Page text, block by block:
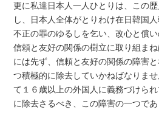
更に私達日本人一人ひとりは、この
し、日本人全体がとりわけ在日韓国
不正の罪のゆるしを乞い、改心と償い
信頼と友好の関係の樹立に取り組ま
には先ず、信頼と友好の関係の障害
つ積極的に除去していかねばなりま
て１６歳以上の外国人に義務づけら
に除去さるべき、この障害の一つであ